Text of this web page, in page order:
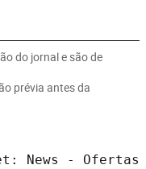
do jornal e são de
prévia antes da
News - Ofertas